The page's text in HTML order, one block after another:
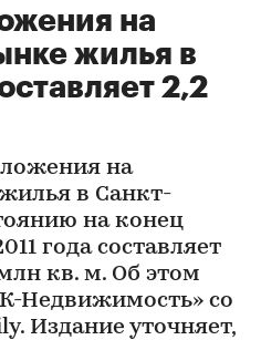
на
жилья в
2,2
на
в Санкт-
на конец
года составляет
кв. м. Об этом
Недвижимость» со
Издание уточняет,